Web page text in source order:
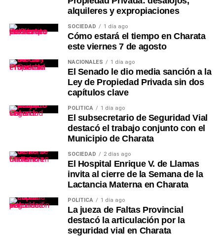
alquileres y expropiaciones
SOCIEDAD 1 día ago
Cómo estará el tiempo en Charata
este viernes 7 de agosto
NACIONALES 1 día ago
El Senado le dio media sanción a la
Ley de Propiedad Privada sin dos
capítulos clave
POLÍTICA 1 día ago
El subsecretario de Seguridad Vial
destacó el trabajo conjunto con el
Municipio de Charata
SOCIEDAD 2 días ago
El Hospital Enrique V. de Llamas
invita al cierre de la Semana de la
Lactancia Materna en Charata
POLÍTICA 1 día ago
La jueza de Faltas Provincial
destacó la articulación por la
seguridad vial en Charata